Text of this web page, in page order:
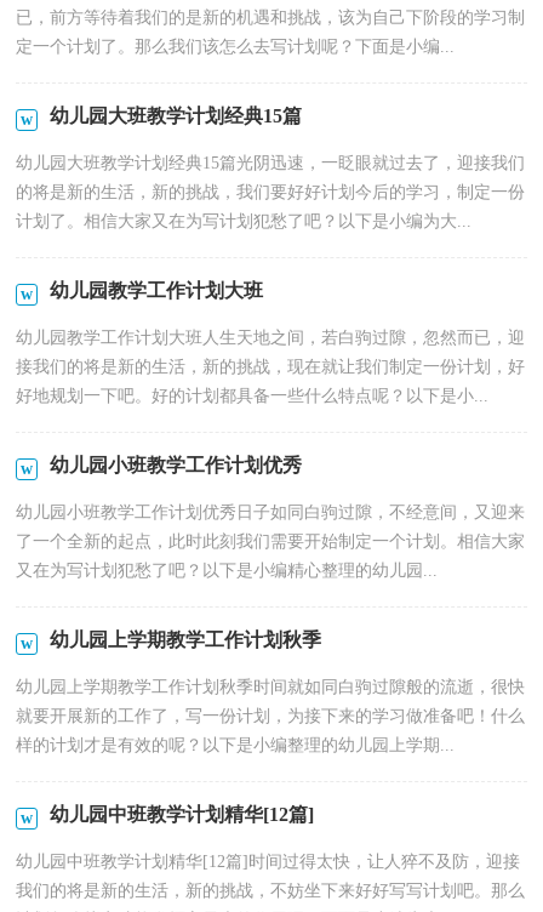
已，前方等待着我们的是新的机遇和挑战，该为自己下阶段的学习制
定一个计划了。那么我们该怎么去写计划呢？下面是小编...
幼儿园大班教学计划经典15篇
幼儿园大班教学计划经典15篇光阴迅速，一眨眼就过去了，迎接我们
的将是新的生活，新的挑战，我们要好好计划今后的学习，制定一份
计划了。相信大家又在为写计划犯愁了吧？以下是小编为大...
幼儿园教学工作计划大班
幼儿园教学工作计划大班人生天地之间，若白驹过隙，忽然而已，迎
接我们的将是新的生活，新的挑战，现在就让我们制定一份计划，好
好地规划一下吧。好的计划都具备一些什么特点呢？以下是小...
幼儿园小班教学工作计划优秀
幼儿园小班教学工作计划优秀日子如同白驹过隙，不经意间，又迎来
了一个全新的起点，此时此刻我们需要开始制定一个计划。相信大家
又在为写计划犯愁了吧？以下是小编精心整理的幼儿园...
幼儿园上学期教学工作计划秋季
幼儿园上学期教学工作计划秋季时间就如同白驹过隙般的流逝，很快
就要开展新的工作了，写一份计划，为接下来的学习做准备吧！什么
样的计划才是有效的呢？以下是小编整理的幼儿园上学期...
幼儿园中班教学计划精华[12篇]
幼儿园中班教学计划精华[12篇]时间过得太快，让人猝不及防，迎接
我们的将是新的生活，新的挑战，不妨坐下来好好写写计划吧。那么